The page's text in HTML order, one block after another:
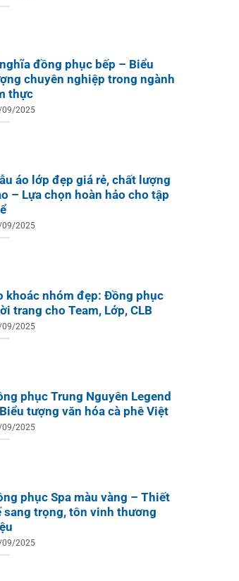
đồng phục bếp – Biểu
chuyên nghiệp trong ngành
thực
09/2025
áo lớp đẹp giá rẻ, chất lượng
– Lựa chọn hoàn hảo cho tập
09/2025
khoác nhóm đẹp: Đồng phục
trang cho Team, Lớp, CLB
09/2025
phục Trung Nguyên Legend
tượng văn hóa cà phê Việt
09/2025
phục Spa màu vàng – Thiết
sang trọng, tôn vinh thương
09/2025